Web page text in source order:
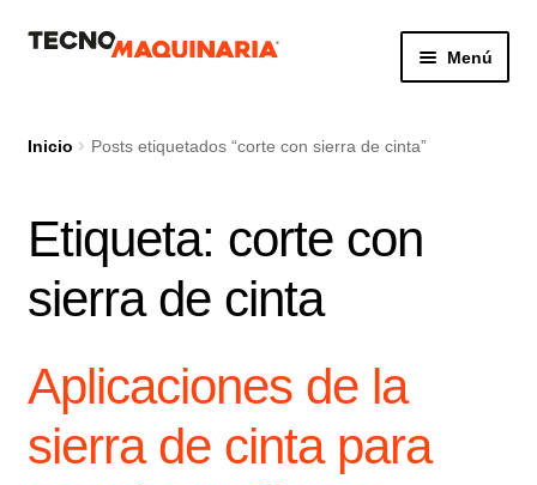
IrIr
Menú
Productos
Nosotros
Contacto
Inicio Posts etiquetados “corte con sierra de cinta”
Etiqueta: corte con
sierra de cinta
Aplicaciones de la
sierra de cinta para